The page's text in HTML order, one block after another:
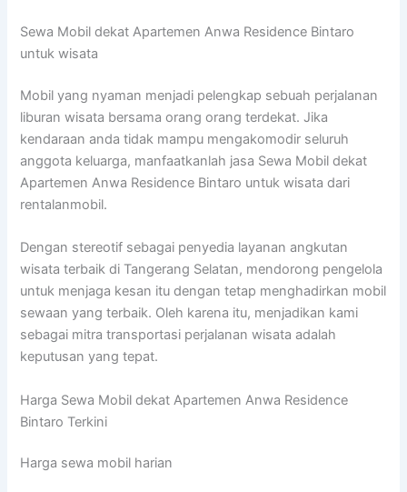
Sewa Mobil dekat Apartemen Anwa Residence Bintaro
untuk wisata
Mobil yang nyaman menjadi pelengkap sebuah perjalanan
liburan wisata bersama orang orang terdekat. Jika
kendaraan anda tidak mampu mengakomodir seluruh
anggota keluarga, manfaatkanlah jasa Sewa Mobil dekat
Apartemen Anwa Residence Bintaro untuk wisata dari
rentalanmobil.
Dengan stereotif sebagai penyedia layanan angkutan
wisata terbaik di Tangerang Selatan, mendorong pengelola
untuk menjaga kesan itu dengan tetap menghadirkan mobil
sewaan yang terbaik. Oleh karena itu, menjadikan kami
sebagai mitra transportasi perjalanan wisata adalah
keputusan yang tepat.
Harga Sewa Mobil dekat Apartemen Anwa Residence
Bintaro Terkini
Harga sewa mobil harian